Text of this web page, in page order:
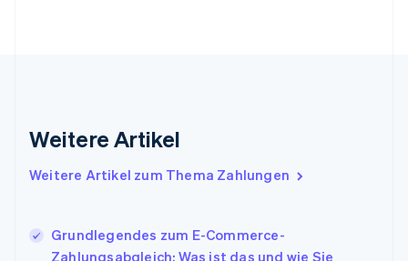
Weitere Artikel
Weitere Artikel zum Thema Zahlungen
Grundlegendes zum E-Commerce-
Zahlungsabgleich: Was ist das und wie Sie
English
English
Japan
日本語 English